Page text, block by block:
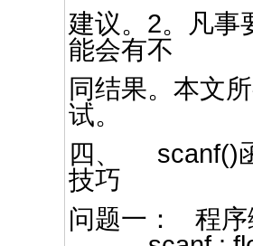
建议。2。凡事
能会有不
同结果。本文
试。
四、 scanf()
技巧
问题一： 程序